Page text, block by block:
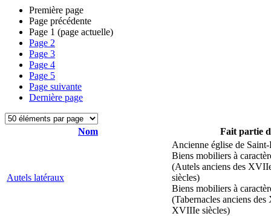
Première page
Page précédente
Page 1 (page actuelle)
Page 2
Page 3
Page 4
Page 5
Page suivante
Dernière page
Nom Fait partie
Autels latéraux
Ancienne église de Saint-
Biens mobiliers à
(Autels anciens des
siècles)
Biens mobiliers à
(Tabernacles anciens
XVIIIe siècles)